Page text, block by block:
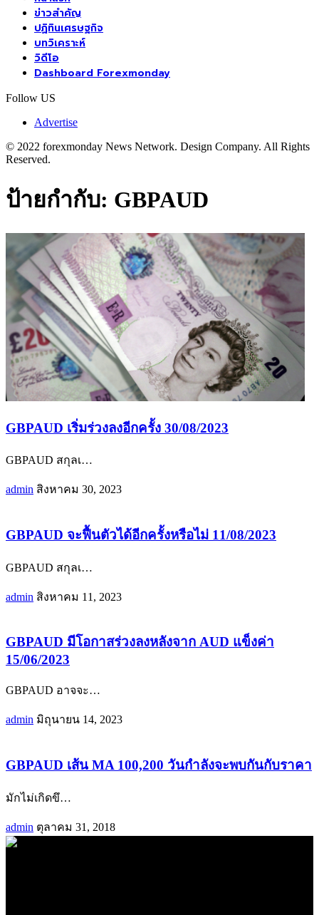
ข่าวสำคัญ
ปฏิทินเศรษฐกิจ
บทวิเคราะห์
วิดีโอ
Dashboard Forexmonday
Follow US
Advertise
© 2022 forexmonday News Network. Design Company. All Rights
Reserved.
ป้ายกำกับ: GBPAUD
GBPAUD เริ่มร่วงลงอีกครั้ง 30/08/2023
GBPAUD สกุลเ…
admin สิงหาคม 30, 2023
GBPAUD จะฟื้นตัวได้อีกครั้งหรือไม่ 11/08/2023
GBPAUD สกุลเ…
admin สิงหาคม 11, 2023
GBPAUD มีโอกาสร่วงลงหลังจาก AUD แข็งค่า
15/06/2023
GBPAUD อาจจะ…
admin มิถุนายน 14, 2023
GBPAUD เส้น MA 100,200 วันกำลังจะพบกันกับราคา
มักไม่เกิดขึ…
admin ตุลาคม 31, 2018